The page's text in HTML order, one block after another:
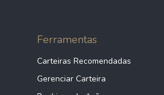
Ferramentas
Carteiras Recomendadas
Gerenciar Carteira